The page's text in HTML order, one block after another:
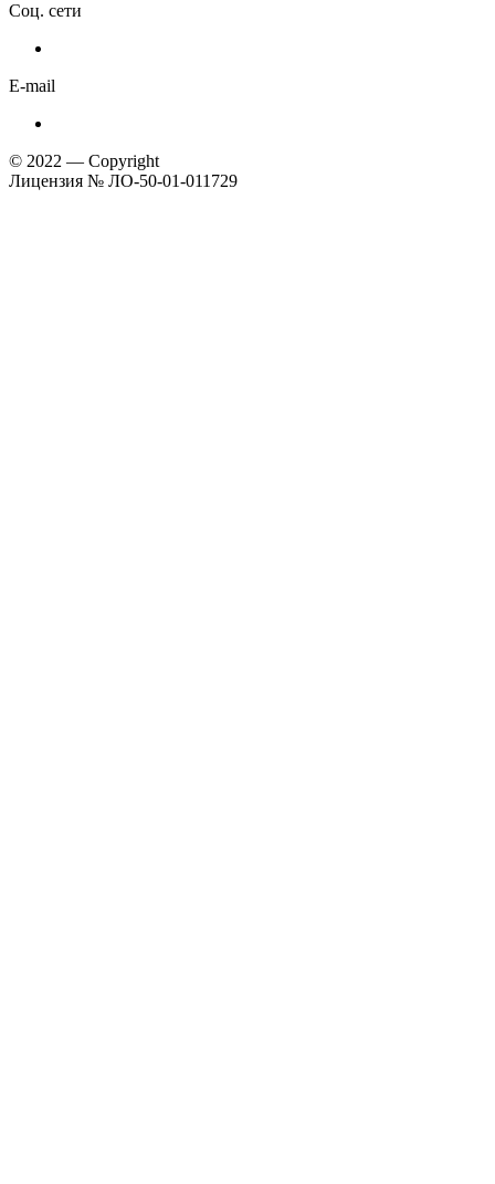
Соц. сети
E-mail
© 2022 — Copyright
Лицензия № ЛО-50-01-011729